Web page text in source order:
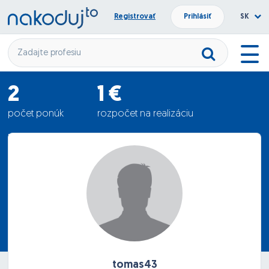
Registrovať Prihlásiť SK
2
počet ponúk
1 €
rozpočet na realizáciu
750.5 €
tomas43